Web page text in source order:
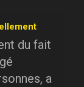
du fait
a